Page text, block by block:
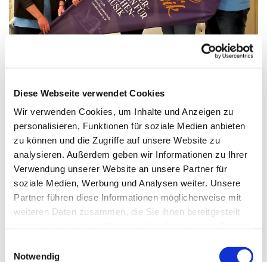
Diese Webseite verwendet Cookies
Wir verwenden Cookies, um Inhalte und Anzeigen zu
personalisieren, Funktionen für soziale Medien anbieten
zu können und die Zugriffe auf unsere Website zu
analysieren. Außerdem geben wir Informationen zu Ihrer
Verwendung unserer Website an unsere Partner für
soziale Medien, Werbung und Analysen weiter. Unsere
Partner führen diese Informationen möglicherweise mit
weiteren Daten zusammen, die Sie ihnen bereitgestellt
Notwendig
Silvia Schulz (2. Vorsitzende), Tobias Danklefsen